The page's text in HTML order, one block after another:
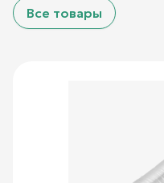
Все товары